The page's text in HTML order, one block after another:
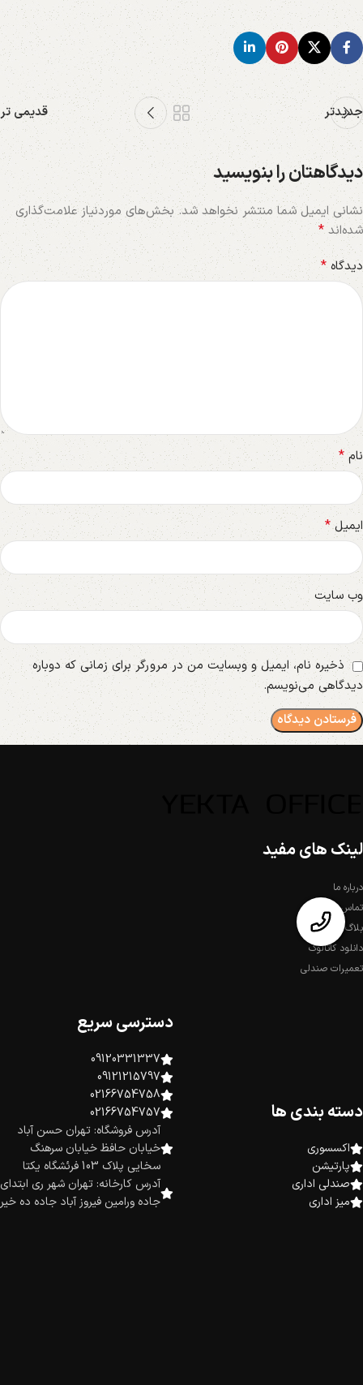
جدیدتر قدیمی تر
دیدگاهتان را بنویسید
نشانی ایمیل شما منتشر نخواهد شد. بخش‌های موردنیاز علامت‌گذاری
شده‌اند*
دیدگاه*
نام*
ایمیل*
وب‌ سایت
ذخیره نام، ایمیل و وبسایت من در مرورگر برای زمانی که دوباره
دیدگاهی می‌نویسم.
لینک های مفید
درباره ما
تماس با ما
بلاگ
دانلود کاتالوگ
تعمیرات صندلی
دسته بندی ها
اکسسوری
پارتیشن
صندلی اداری
میز اداری
دسترسی سریع
09120331337
09121215797
02166754758
02166754757
آدرس فروشگاه: تهران حسن آباد
خیابان حافظ خیابان سرهنگ
سخایی پلاک 103 فرئشگاه یکتا
آدرس کارخانه: تهران شهر ری ابتدای
جاده ورامین فیروز آباد جاده ده خیر